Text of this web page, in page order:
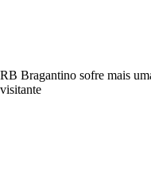
RB Bragantino sofre mais
visitante